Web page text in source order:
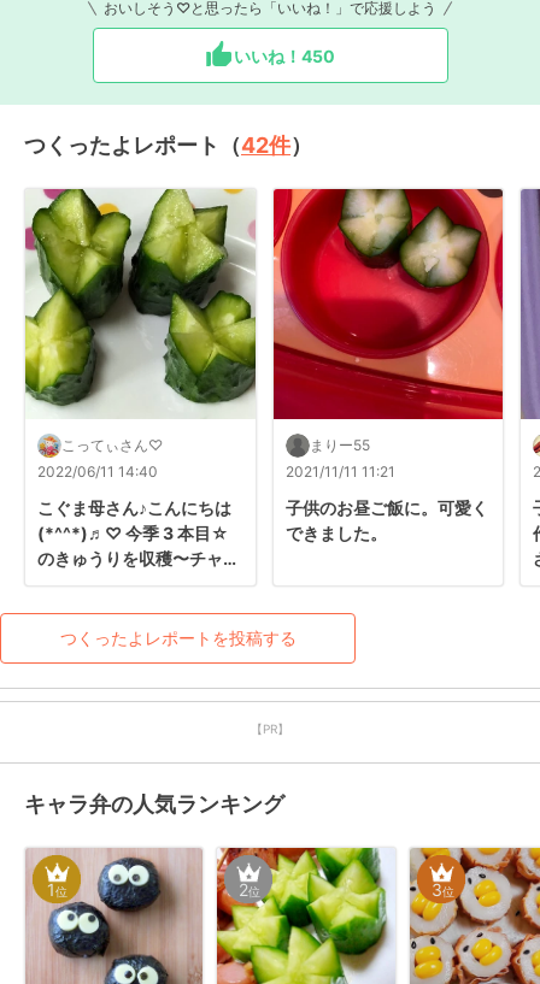
おいしそう♡と思ったら「いいね！」で応援しよう
いいね！ 450
つくったよレポート（42件）
こってぃさん♡
2022/06/11 14:40
こぐま母さん♪こんにちは
(*^^*)♬♡ 今季 3 本目☆
のきゅうりを収穫〜チャレ
いこと♡うれしくなっちゃ
いました♬
レシピ☆感謝です♡
まりー55
2021/11/11 11:21
子供のお昼ご飯に。可愛く
できました。
つくったよレポートを投稿する
【PR】
キャラ弁の人気ランキング
1位 2位 3位